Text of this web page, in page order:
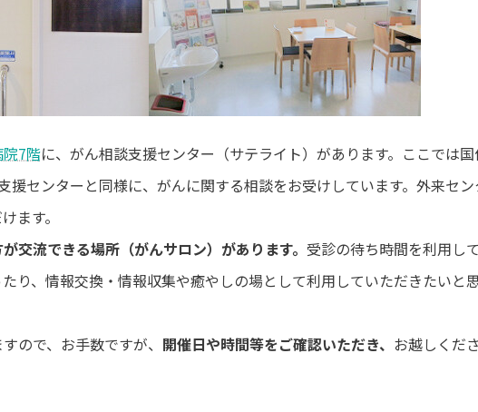
7階に、がん相談支援センター（サテライト）があります。ここでは
援センターと同様に、がんに関する相談をお受けしています。外来セ
ます。
交流できる場所（がんサロン）があります。 受診の待ち時間を利用し
り、情報交換・情報収集や癒やしの場として利用していただきたいと
ので、お手数ですが、 開催日や時間等をご確認いただき、 お越しくだ